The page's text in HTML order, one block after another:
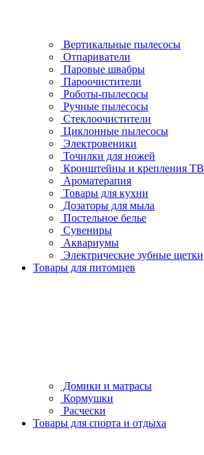
Вертикальные пылесосы
Отпариватели
Паровые швабры
Пароочистители
Роботы-пылесосы
Ручные пылесосы
Стеклоочистители
Циклонные пылесосы
Электровеники
Точилки для ножей
Кронштейны и крепления ТВ
Ароматерапия
Товары для кухни
Дозаторы для мыла
Постельное белье
Сувениры
Аквариумы
Электрические зубные щетки
Товары для питомцев
Домики и матрасы
Кормушки
Расчески
Товары для спорта и отдыха